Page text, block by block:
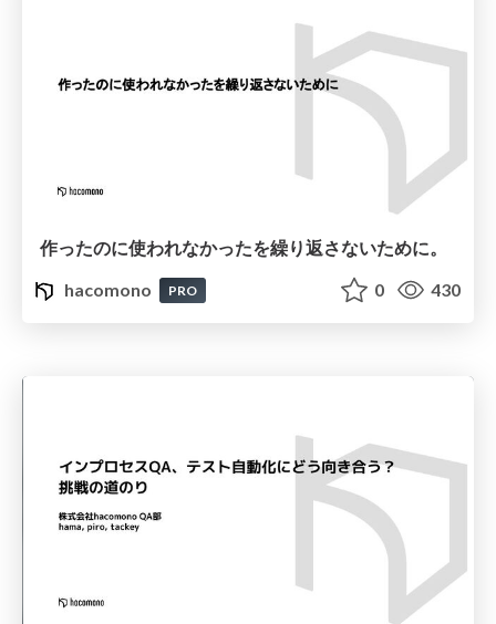
作ったのに使われなかったを繰り返さないために。
hacomono
PRO 0 430